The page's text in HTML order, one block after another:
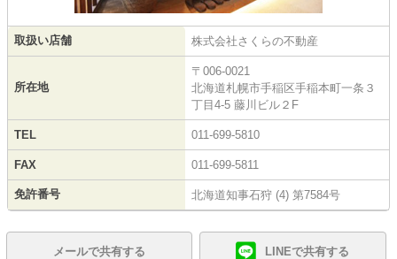
取扱い店舗 株式会社さくらの不動産
所在地
〒006-0021
北海道札幌市手稲区手稲本町一条３
丁目4-5 藤川ビル２F
TEL 011-699-5810
FAX 011-699-5811
免許番号 北海道知事石狩 (4) 第7584号
メールで共有する LINEで共有する